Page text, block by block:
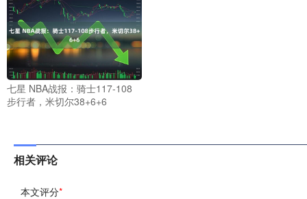
七星 NBA战报：骑士117-108
步行者，米切尔38+6+6
相关评论
本文评分*